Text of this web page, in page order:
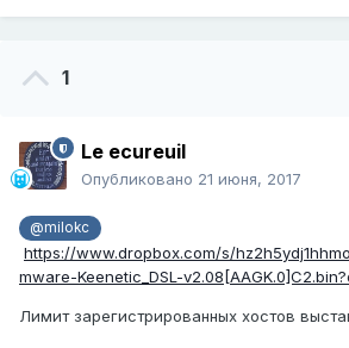
1
Le ecureuil
Опубликовано 21 июня, 2017
@milokc
https://www.dropbox.com/s/
mware-Keenetic_DSL-
Лимит зарегистрированных хостов